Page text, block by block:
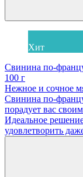
Хит
Свинина по-
100 г
Нежное и сочное
Свинина по-
порадует вас
Идеальное
удовлетворить